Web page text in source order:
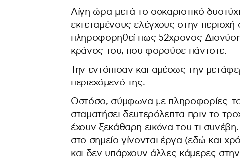
Λίγη ώρα μετά το σοκαριστικό
εκτεταμένους ελέγχους στην
πληροφορηθεί πως 52χρονος
κράνος του, που φορούσε πάντοτε.
Την εντόπισαν και αμέσως την
περιεχόμενό της.
Ωστόσο, σύμφωνα με πληροφορίες
σταματήσει δευτερόλεπτα πριν το
έχουν ξεκάθαρη εικόνα του τι
στο σημείο γίνονται έργα (εδώ και
και δεν υπάρχουν άλλες κάμερες στην